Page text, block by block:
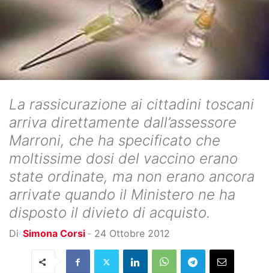
La rassicurazione ai cittadini toscani
arriva direttamente dall’assessore
Marroni, che ha specificato che
moltissime dosi del vaccino erano
state ordinate, ma non erano ancora
arrivate quando il Ministero ne ha
disposto il divieto di acquisto.
Di Simona Corsi - 24 Ottobre 2012